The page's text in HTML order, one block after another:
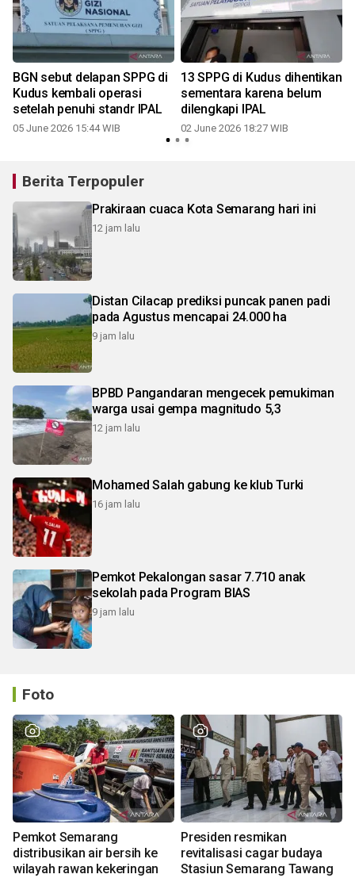
BGN sebut delapan SPPG di
Kudus kembali operasi
setelah penuhi standr IPAL
05 June 2026 15:44 WIB
13 SPPG di Kudus dihentikan
sementara karena belum
dilengkapi IPAL
02 June 2026 18:27 WIB
Berita Terpopuler
Prakiraan cuaca Kota Semarang hari ini
12 jam lalu
Distan Cilacap prediksi puncak panen padi
pada Agustus mencapai 24.000 ha
9 jam lalu
BPBD Pangandaran mengecek pemukiman
warga usai gempa magnitudo 5,3
12 jam lalu
Mohamed Salah gabung ke klub Turki
16 jam lalu
Pemkot Pekalongan sasar 7.710 anak
sekolah pada Program BIAS
9 jam lalu
Foto
Pemkot Semarang
distribusikan air bersih ke
wilayah rawan kekeringan
Presiden resmikan
revitalisasi cagar budaya
Stasiun Semarang Tawang